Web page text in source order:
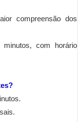
compreensão dos
com horário